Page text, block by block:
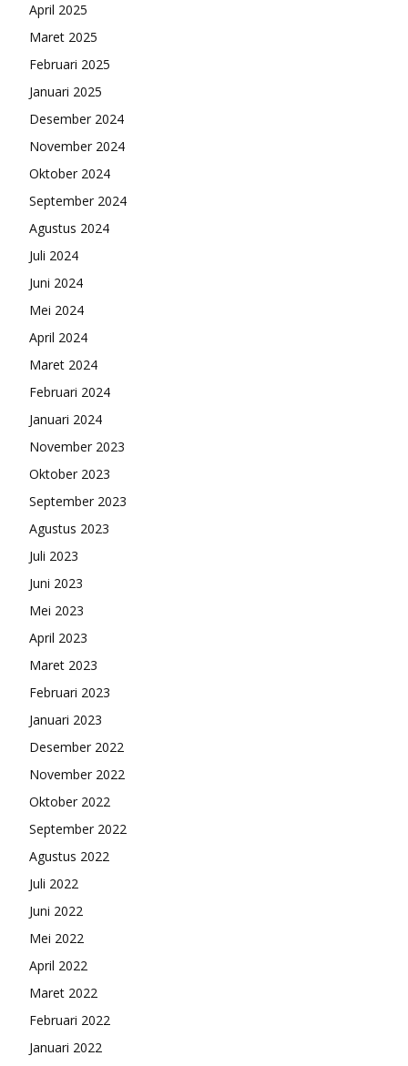
April 2025
Maret 2025
Februari 2025
Januari 2025
Desember 2024
November 2024
Oktober 2024
September 2024
Agustus 2024
Juli 2024
Juni 2024
Mei 2024
April 2024
Maret 2024
Februari 2024
Januari 2024
November 2023
Oktober 2023
September 2023
Agustus 2023
Juli 2023
Juni 2023
Mei 2023
April 2023
Maret 2023
Februari 2023
Januari 2023
Desember 2022
November 2022
Oktober 2022
September 2022
Agustus 2022
Juli 2022
Juni 2022
Mei 2022
April 2022
Maret 2022
Februari 2022
Januari 2022